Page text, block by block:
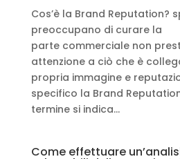
Cos’è la Brand Reputation?
preoccupano di curare la
parte commerciale non
attenzione a ciò che è
propria immagine e
specifico la Brand
termine si indica...
Come effettuare